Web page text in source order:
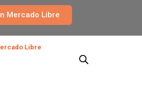
Mercado Libre
Libre